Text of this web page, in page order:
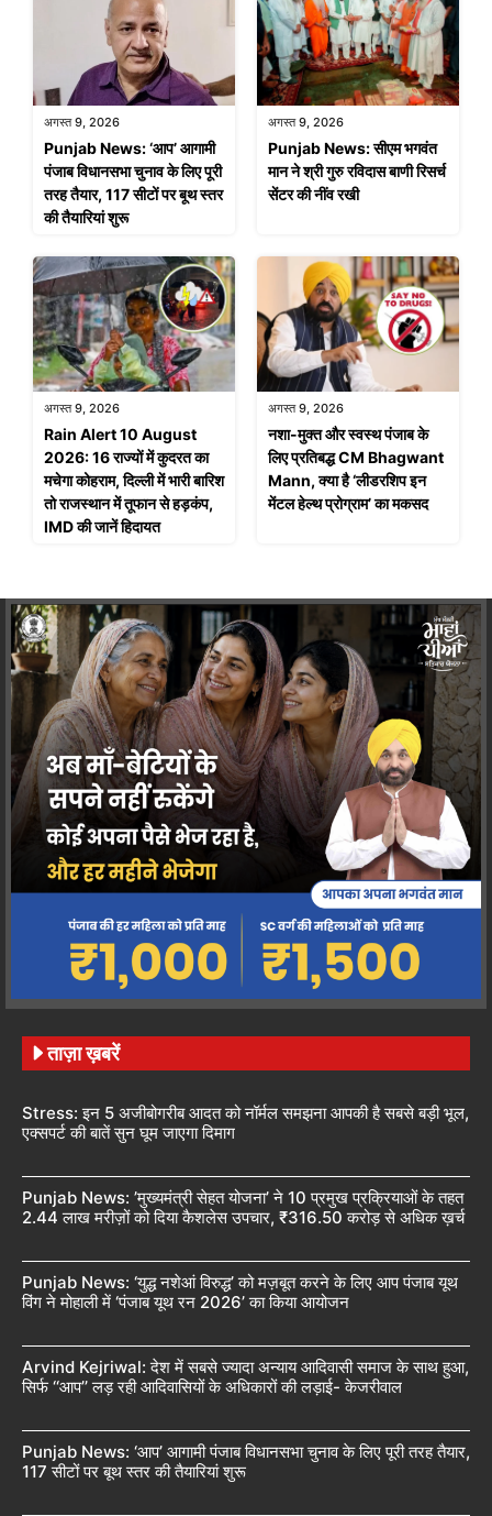
अगस्त 9, 2026
Punjab News: ‘आप’ आगामी
पंजाब विधानसभा चुनाव के लिए पूरी
तरह तैयार, 117 सीटों पर बूथ स्तर
की तैयारियां शुरू
अगस्त 9, 2026
Punjab News: सीएम भगवंत
मान ने श्री गुरु रविदास बाणी रिसर्च
सेंटर की नींव रखी
अगस्त 9, 2026
Rain Alert 10 August
2026: 16 राज्यों में कुदरत का
मचेगा कोहराम, दिल्ली में भारी बारिश
तो राजस्थान में तूफान से हड़कंप,
IMD की जानें हिदायत
अगस्त 9, 2026
नशा-मुक्त और स्वस्थ पंजाब के
लिए प्रतिबद्ध CM Bhagwant
Mann, क्या है ‘लीडरशिप इन
मेंटल हेल्थ प्रोग्राम’ का मकसद
ताज़ा ख़बरें
Stress: इन 5 अजीबोगरीब आदत को नॉर्मल समझना आपकी है सबसे बड़ी भूल,
एक्सपर्ट की बातें सुन घूम जाएगा दिमाग
Punjab News: ’मुख्यमंत्री सेहत योजना’ ने 10 प्रमुख प्रक्रियाओं के तहत
2.44 लाख मरीज़ों को दिया कैशलेस उपचार, ₹316.50 करोड़ से अधिक ख़र्च
Punjab News: ‘युद्ध नशेआं विरुद्ध’ को मज़बूत करने के लिए आप पंजाब यूथ
विंग ने मोहाली में ‘पंजाब यूथ रन 2026’ का किया आयोजन
Arvind Kejriwal: देश में सबसे ज्यादा अन्याय आदिवासी समाज के साथ हुआ,
सिर्फ ‘‘आप’’ लड़ रही आदिवासियों के अधिकारों की लड़ाई- केजरीवाल
Punjab News: ‘आप’ आगामी पंजाब विधानसभा चुनाव के लिए पूरी तरह तैयार,
117 सीटों पर बूथ स्तर की तैयारियां शुरू